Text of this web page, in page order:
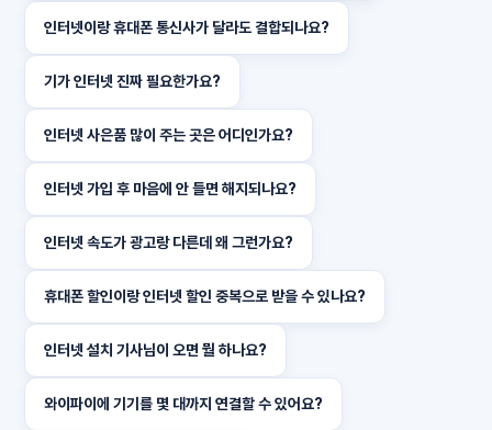
인터넷이랑 휴대폰 통신사가 달라도 결합되나요?
기가 인터넷 진짜 필요한가요?
인터넷 사은품 많이 주는 곳은 어디인가요?
인터넷 가입 후 마음에 안 들면 해지되나요?
인터넷 속도가 광고랑 다른데 왜 그런가요?
휴대폰 할인이랑 인터넷 할인 중복으로 받을 수 있나요?
인터넷 설치 기사님이 오면 뭘 하나요?
와이파이에 기기를 몇 대까지 연결할 수 있어요?